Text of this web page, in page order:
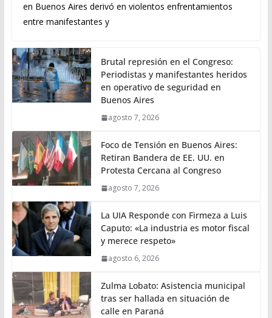
en Buenos Aires derivó en violentos enfrentamientos
entre manifestantes y
Brutal represión en el Congreso:
Periodistas y manifestantes heridos
en operativo de seguridad en
Buenos Aires
agosto 7, 2026
Foco de Tensión en Buenos Aires:
Retiran Bandera de EE. UU. en
Protesta Cercana al Congreso
agosto 7, 2026
La UIA Responde con Firmeza a Luis
Caputo: «La industria es motor fiscal
y merece respeto»
agosto 6, 2026
Zulma Lobato: Asistencia municipal
tras ser hallada en situación de
calle en Paraná